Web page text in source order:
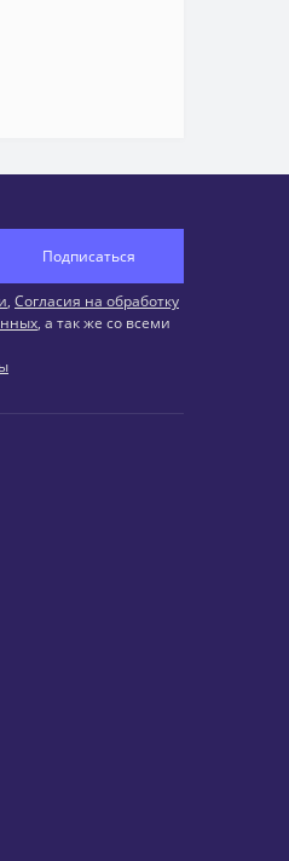
Подписаться
, Согласия на обработку
, а так же со всеми